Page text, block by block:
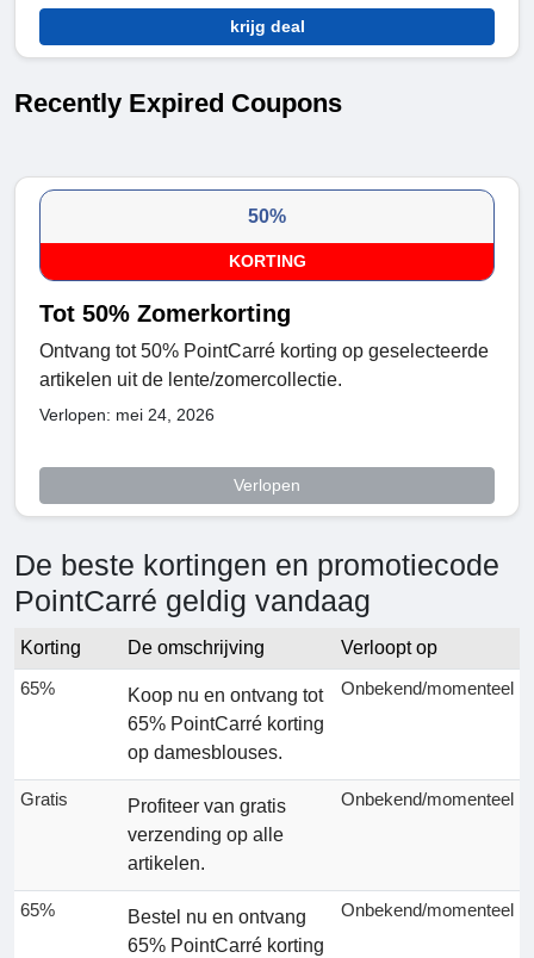
krijg deal
Recently Expired Coupons
50%
KORTING
Tot 50% Zomerkorting
Ontvang tot 50% PointCarré korting op geselecteerde
artikelen uit de lente/zomercollectie.
Verlopen: mei 24, 2026
Verlopen
De beste kortingen en promotiecode
PointCarré geldig vandaag
Korting De omschrijving
Verloopt op
65%
Koop nu en ontvang tot
65% PointCarré korting
op damesblouses.
Onbekend/momenteel
Gratis
Profiteer van gratis
verzending op alle
artikelen.
Onbekend/momenteel
65%
Bestel nu en ontvang
65% PointCarré korting
Onbekend/momenteel